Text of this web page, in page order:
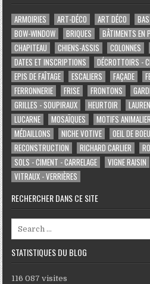
ARMOIRIES ART-DÉCO ART DÉCO
BOW-WINDOW
BRIQUES
BÂTIMENTS EN
CHAPITEAU
CHIENS-ASSIS COLONNES
DATES ET INSCRIPTIONS
DÉCROTTOIRS -
EPIS DE FAÎTAGE
ESCALIERS FAÇADE
FERRONNERIE
FRISE FRONTONS
GRILLES - SOUPIRAUX
HEURTOIR
LUCARNE
MOSAÏQUES MOTIFS
MÉDAILLONS
NICHE VOTIVE OEIL DE
RECONSTRUCTION
RICHARD CARLIER
SOLS - CIMENT - CARRELAGE
VIGNE RAISIN
VITRAUX - VERRIÈRES
RECHERCHER DANS CE SITE
STATISTIQUES DU BLOG
116 087 visites